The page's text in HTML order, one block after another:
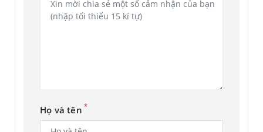
Sản phẩm có thiết kế vuông vức hơn.
Họ và tên *